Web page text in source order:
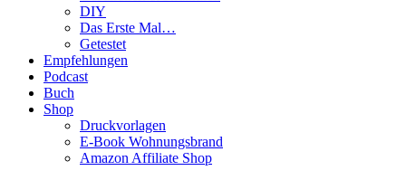
DIY
Das Erste Mal…
Getestet
Empfehlungen
Podcast
Buch
Shop
Druckvorlagen
E-Book Wohnungsbrand
Amazon Affiliate Shop